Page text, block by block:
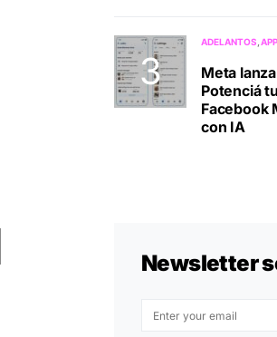
ADELANTOS
Meta lanza
Potenciá
Facebook
con IA
Newsletter